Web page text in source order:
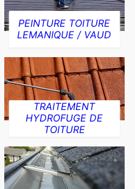
PEINTURE TOITURE
LEMANIQUE / VAUD
TRAITEMENT
HYDROFUGE DE
TOITURE